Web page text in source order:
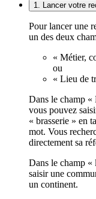
1. Lancer votre
Pour lancer une
un des deux
« Métier,
ou
« Lieu de
Dans le champ «
vous pouvez
« brasserie » en
mot. Vous
directement sa
Dans le champ «
saisir une
un continent.